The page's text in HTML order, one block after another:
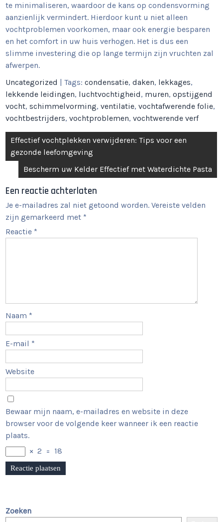
te minimaliseren, waardoor de kans op condensvorming
aanzienlijk vermindert. Hierdoor kunt u niet alleen
vochtproblemen voorkomen, maar ook energie besparen
en het comfort in uw huis verhogen. Het is dus een
slimme investering die op lange termijn zijn vruchten zal
afwerpen.
Uncategorized | Tags:condensatie,daken, lekkages,
lekkende leidingen, luchtvochtigheid, muren,opstijgend
vocht,schimmelvorming,ventilatie,vochtafwerende folie,
vochtbestrijders,vochtproblemen,vochtwerende verf
Berichtnavigatie
Effectief vochtplekken verwijderen: Tips voor een
gezonde leefomgeving
Bescherm uw Kelder Effectief met Waterdichte Pasta
Een reactie achterlaten
Je e-mailadres zal niet getoond worden. Vereiste velden
zijn gemarkeerd met *
Reactie *
Naam *
E-mail *
Website
Bewaar mijn naam, e-mailadres en website in deze
browser voor de volgende keer wanneer ik een reactie
plaats.
× 2 = 18
Zoeken